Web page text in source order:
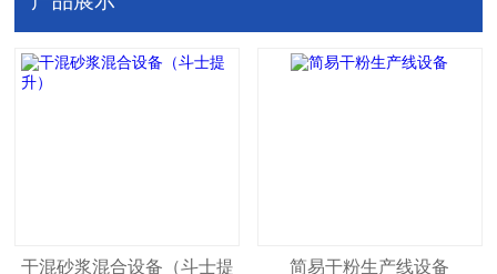
干混砂浆混合设备（斗士提 简易干粉生产线设备